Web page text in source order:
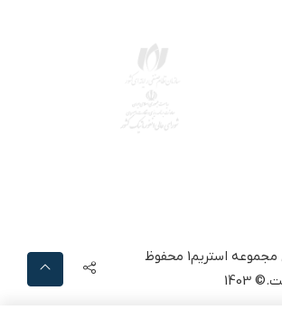
مجموعه استریم1 محفوظ
1403